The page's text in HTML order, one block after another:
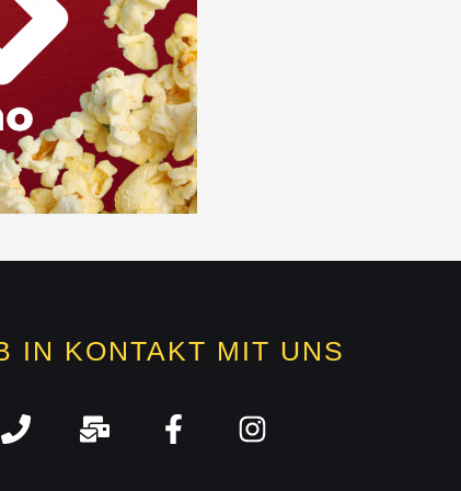
IN KONTAKT MIT UNS